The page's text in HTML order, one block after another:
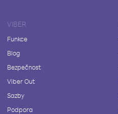
VIBER
Funkce
Blog
Bezpečnost
Viber Out
Sazby
Podpora